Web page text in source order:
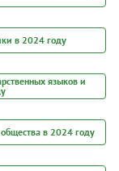
в 2024 году
языков и
в 2024 году